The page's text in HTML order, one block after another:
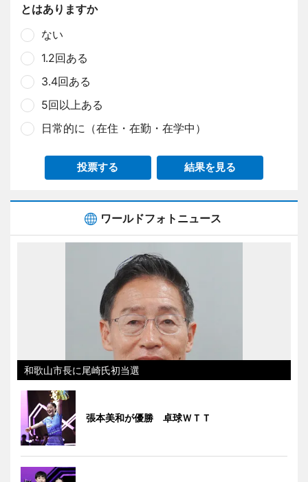
とはありますか
ない
1.2回ある
3.4回ある
5回以上ある
日常的に（在住・在勤・在学中）
投票する 結果を見る
ワールドフォトニュース
和歌山市長に尾崎氏初当選
張本美和が優勝 卓球ＷＴＴ